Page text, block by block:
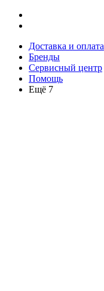
Доставка и оплата
Бренды
Сервисный центр
Помощь
Ещё 7